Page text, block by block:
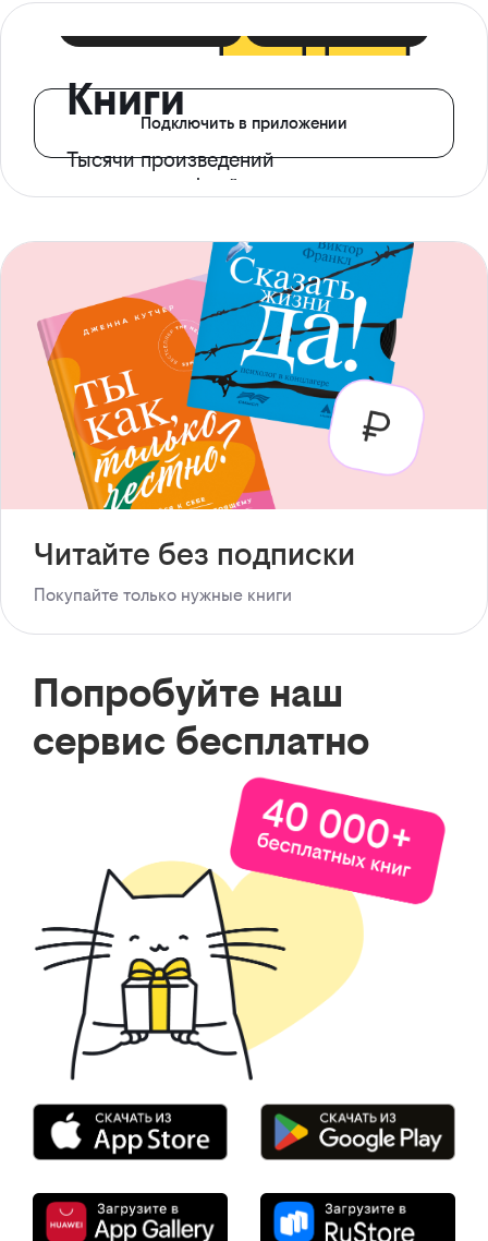
Книги
Тысячи произведений
с доступом офлайн
Подключить в приложении
Читайте без подписки
Покупайте только нужные книги
Попробуйте наш
сервис бесплатно